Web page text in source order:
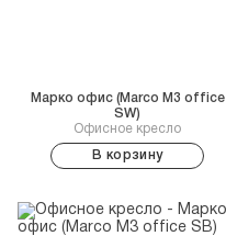
Офисное кресло
Марко офис (Marco M3 office
SW)
В корзину